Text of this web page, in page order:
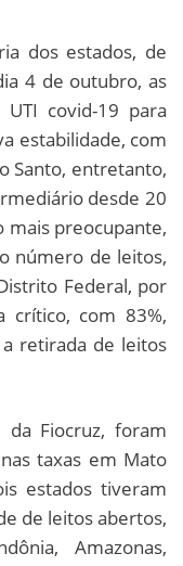
dos estados, de
4 de outubro, as
covid-19 para
estabilidade, com
Santo, entretanto,
desde 20
mais preocupante,
número de leitos,
Federal, por
crítico, com 83%,
retirada de leitos
Fiocruz, foram
taxas em Mato
estados tiveram
de leitos abertos,
Amazonas,